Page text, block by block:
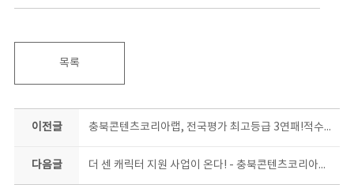
목록
이전글 충북콘텐츠코리아랩, 전국평가 최고등급 3연패!적수가 없다
다음글 더 센 캐릭터 지원 사업이 온다! - 충북콘텐츠코리아랩, 상품화 지원 사업 시동 -